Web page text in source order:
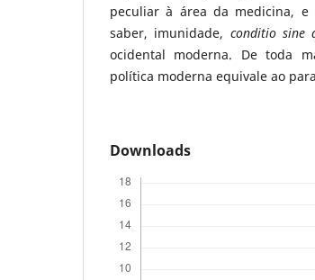
peculiar à área da medicina,
saber, imunidade, conditio sine
ocidental moderna. De toda
política moderna equivale ao
Downloads